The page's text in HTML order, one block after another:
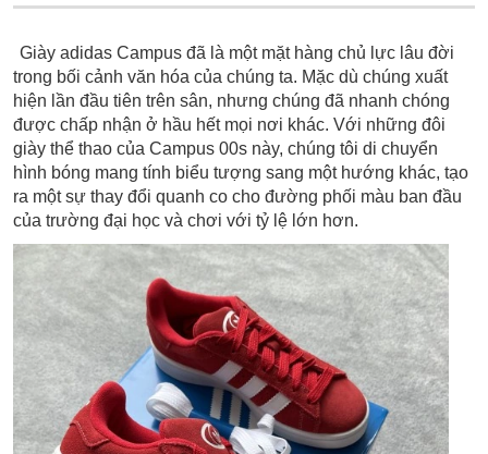
Giày adidas Campus đã là một mặt hàng chủ lực lâu đời
trong bối cảnh văn hóa của chúng ta. Mặc dù chúng xuất
hiện lần đầu tiên trên sân, nhưng chúng đã nhanh chóng
được chấp nhận ở hầu hết mọi nơi khác. Với những đôi
giày thể thao của Campus 00s này, chúng tôi di chuyển
hình bóng mang tính biểu tượng sang một hướng khác, tạo
ra một sự thay đổi quanh co cho đường phối màu ban đầu
của trường đại học và chơi với tỷ lệ lớn hơn.